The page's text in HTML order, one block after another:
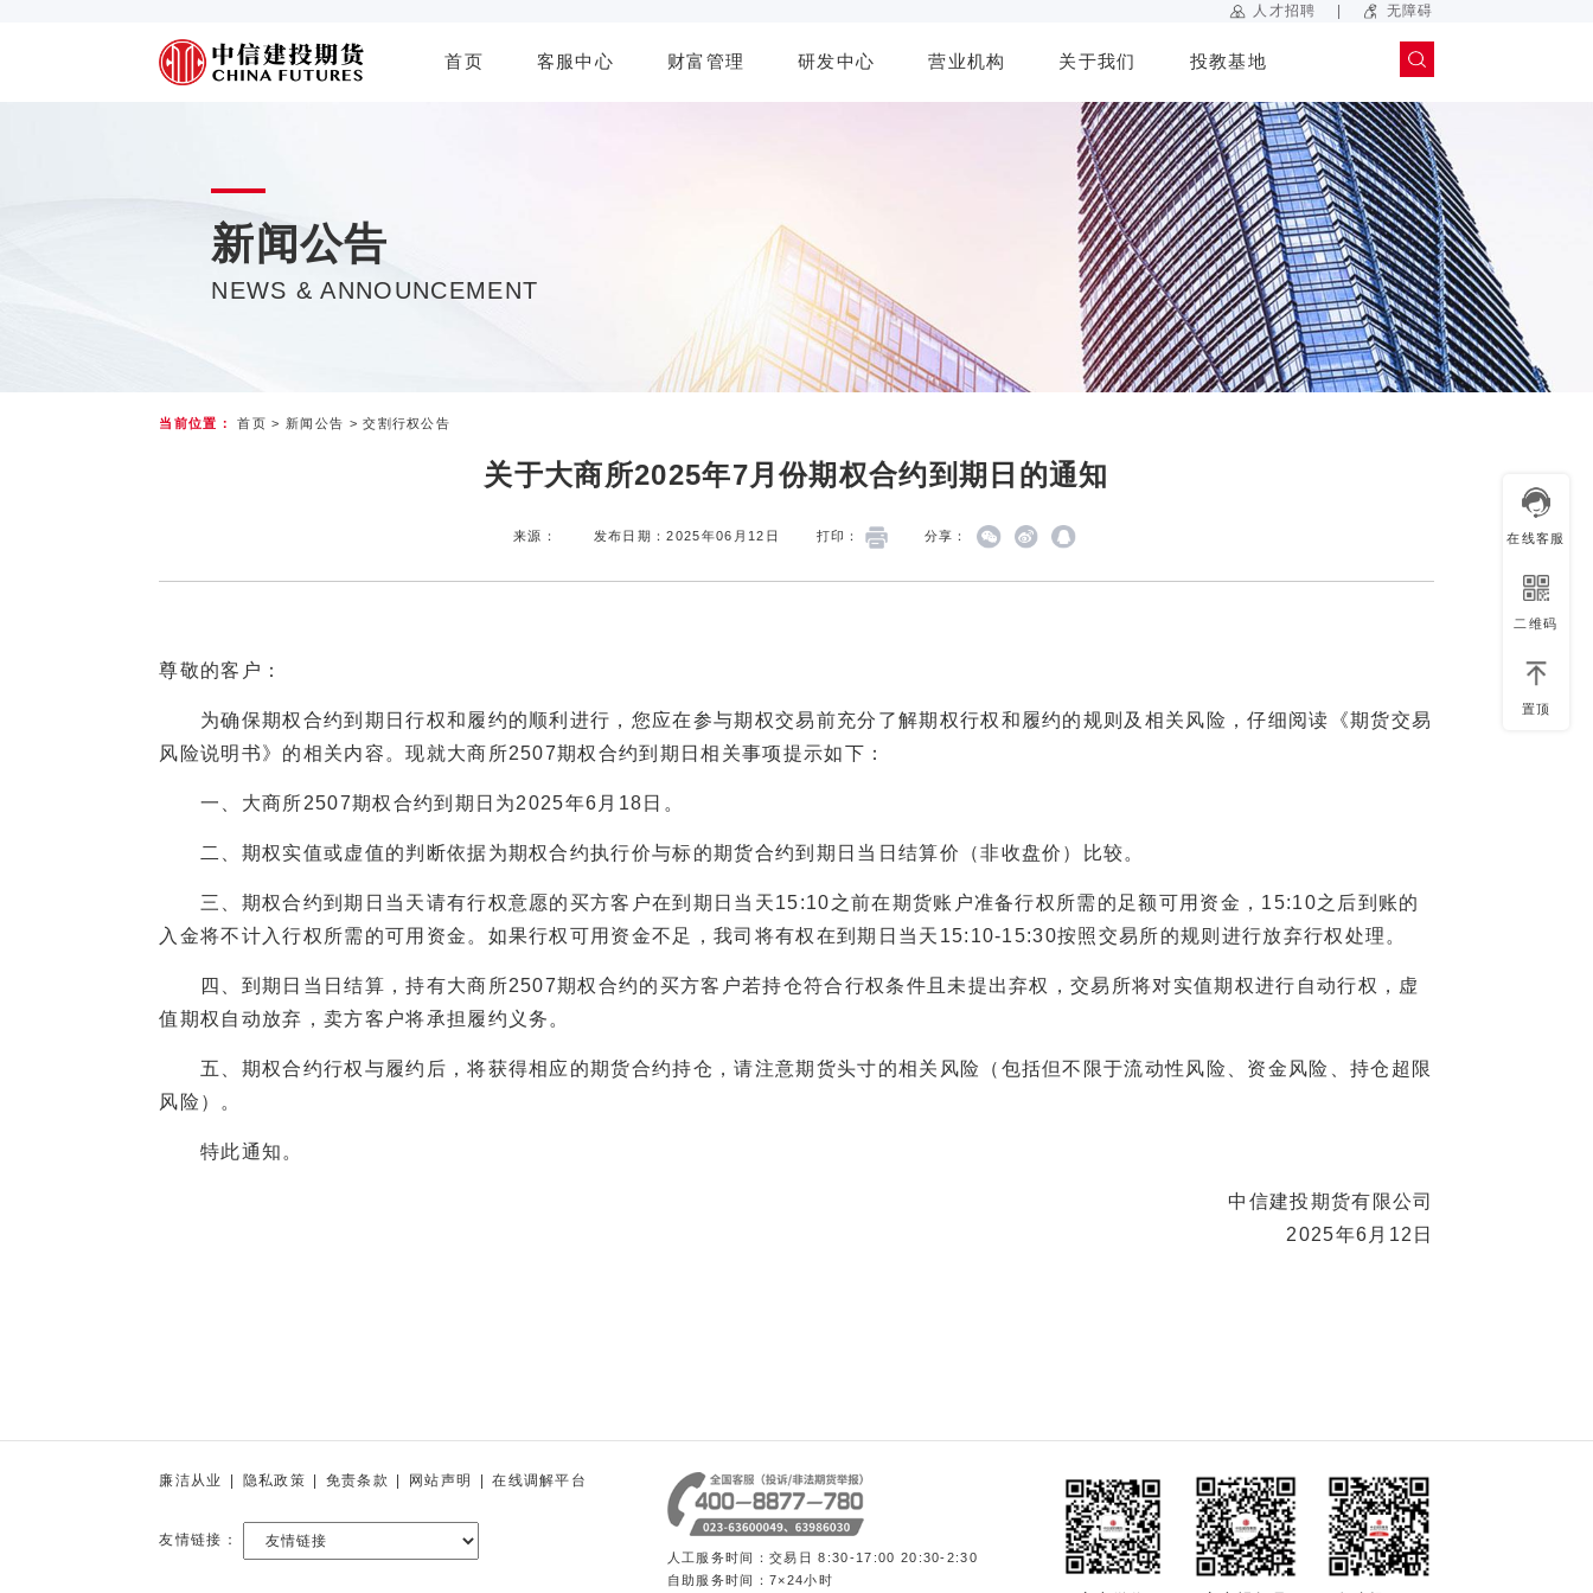
人才招聘 无障碍
首页 客服中心 财富管理 研发中心 营业机构 关于我们 投教基地
在线客服
二维码
置顶
新闻公告
NEWS & ANNOUNCEMENT
当前位置： 首页 > 新闻公告 >交割行权公告
关于大商所2025年7月份期权合约到期日的通知
来源： 发布日期：2025年06月12日 打印： 分享：
尊敬的客户：
为确保期权合约到期日行权和履约的顺利进行，您应在参与期权交易前充分了解期权行权和履约的规则及相关风险，仔细阅读《期货交易
风险说明书》的相关内容。现就大商所2507期权合约到期日相关事项提示如下：
一、大商所2507期权合约到期日为2025年6月18日。
二、期权实值或虚值的判断依据为期权合约执行价与标的期货合约到期日当日结算价（非收盘价）比较。
三、期权合约到期日当天请有行权意愿的买方客户在到期日当天15:10之前在期货账户准备行权所需的足额可用资金，15:10之后到账的
入金将不计入行权所需的可用资金。如果行权可用资金不足，我司将有权在到期日当天15:10-15:30按照交易所的规则进行放弃行权处理。
四、到期日当日结算，持有大商所2507期权合约的买方客户若持仓符合行权条件且未提出弃权，交易所将对实值期权进行自动行权，虚
值期权自动放弃，卖方客户将承担履约义务。
五、期权合约行权与履约后，将获得相应的期货合约持仓，请注意期货头寸的相关风险（包括但不限于流动性风险、资金风险、持仓超限
风险）。
特此通知。
中信建投期货有限公司
2025年6月12日
廉洁从业 隐私政策 免责条款 网站声明 在线调解平台
友情链接：
人工服务时间：交易日 8:30-17:00 20:30-2:30
自助服务时间：7×24小时